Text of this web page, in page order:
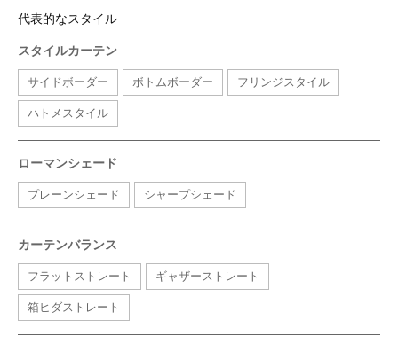
代表的なスタイル
スタイルカーテン
サイドボーダー ボトムボーダー フリンジスタイル
ハトメスタイル
ローマンシェード
プレーンシェード シャープシェード
カーテンバランス
フラットストレート ギャザーストレート
箱ヒダストレート